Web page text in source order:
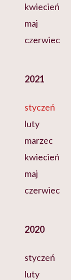
kwiecień
maj
czerwiec
2021
styczeń
luty
marzec
kwiecień
maj
czerwiec
2020
styczeń
luty